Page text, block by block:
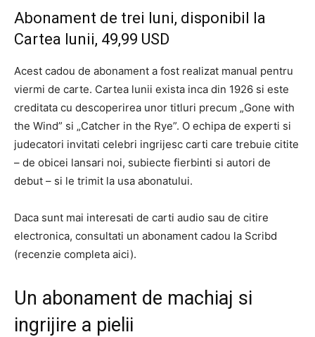
Abonament de trei luni, disponibil la
Cartea lunii, 49,99 USD
Acest cadou de abonament a fost realizat manual pentru
viermi de carte. Cartea lunii exista inca din 1926 si este
creditata cu descoperirea unor titluri precum „Gone with
the Wind” si „Catcher in the Rye”. O echipa de experti si
judecatori invitati celebri ingrijesc carti care trebuie citite
– de obicei lansari noi, subiecte fierbinti si autori de
debut – si le trimit la usa abonatului.
Daca sunt mai interesati de carti audio sau de citire
electronica, consultati un abonament cadou la Scribd
(recenzie completa aici).
Un abonament de machiaj si
ingrijire a pielii